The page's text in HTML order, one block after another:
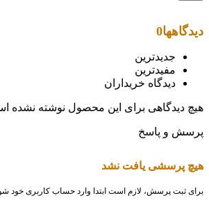
دیدگاهها0
جدیدترین
مفیدترین
دیدگاه خریداران
هیچ دیدگاهی برای این محصول نوشته نشده
پرسش و پاسخ
هیچ پرسشی یافت نشد
برای ثبت پرسش، لازم است ابتدا وارد حساب کاربری خود